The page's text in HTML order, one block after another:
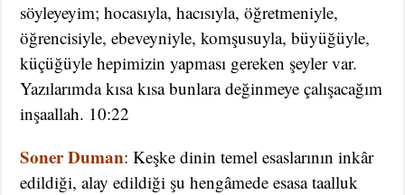
söyleyeyim; hocasıyla, hacısıyla, öğretmeniyle,
öğrencisiyle, ebeveyniyle, komşusuyla, büyüğüyle,
küçüğüyle hepimizin yapması gereken şeyler var.
Yazılarımda kısa kısa bunlara değinmeye çalışacağım
inşaallah. 10:22
Soner Duman: Keşke dinin temel esaslarının inkâr
edildiği, alay edildiği şu hengâmede esasa taalluk